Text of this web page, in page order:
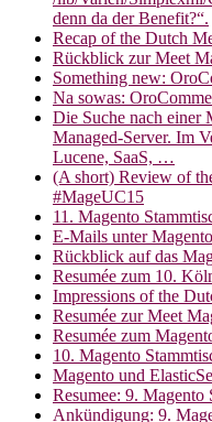
denn da der Benefit?“.
Recap of the Dutch
Rückblick zur Meet
Something new:
Na sowas:
Die Suche nach einer
Managed-Server. Im
Lucene, SaaS, …
(A short) Review of
#MageUC15
11. Magento
E-Mails unter
Rückblick auf das
Resumée zum 10.
Impressions of the
Resumée zur Meet
Resumée zum
10. Magento
Magento und
Resumee: 9.
Ankündigung: 9.